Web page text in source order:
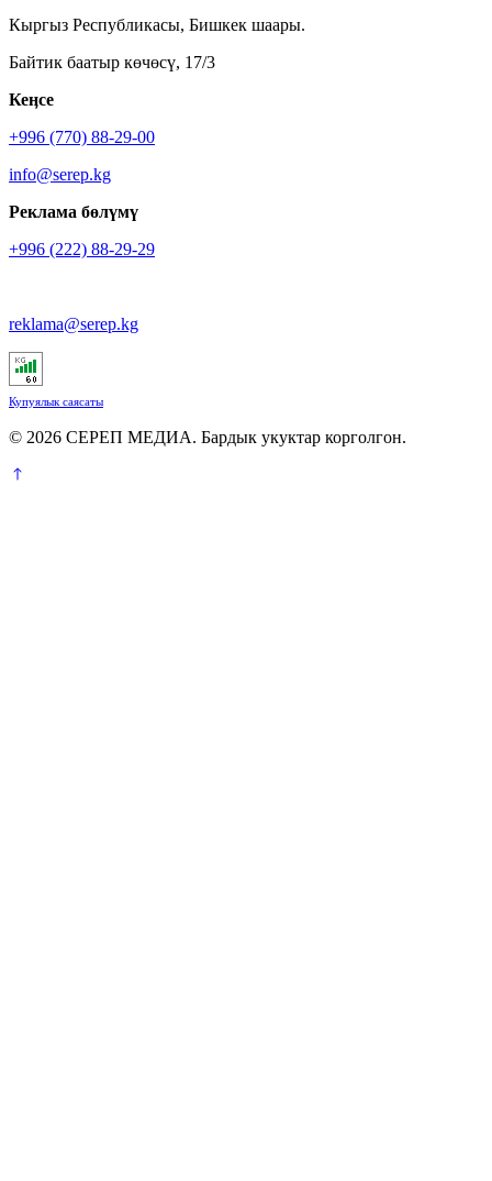
Кыргыз Республикасы, Бишкек шаары.
Байтик баатыр көчөсү, 17/3
Кеӊсе
+996 (770) 88-29-00
info@serep.kg
Реклама бөлүмү
+996 (222) 88-29-29
reklama@serep.kg
Купуялык саясаты
© 2026 СЕРЕП МЕДИА. Бардык укуктар корголгон.